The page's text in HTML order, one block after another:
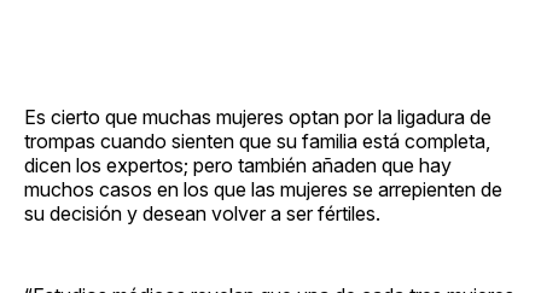
Es cierto que muchas mujeres optan por la ligadura de
trompas cuando sienten que su familia está completa,
dicen los expertos; pero también añaden que hay
muchos casos en los que las mujeres se arrepienten de
su decisión y desean volver a ser fértiles.